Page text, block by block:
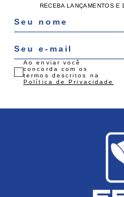
RECEBA LANÇAMENTOS E
Ao enviar você
concorda com os
termos descritos na
Política de Privacidade